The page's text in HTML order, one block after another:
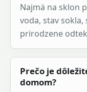
Najmä na sklon
voda, stav
prirodzene
Prečo je
domom?